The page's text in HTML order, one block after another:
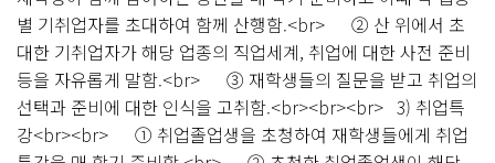
별 기취업자를 초대하여 함께 산행함.<br> ② 산 위에서 초
대한 기취업자가 해당 업종의 직업세계, 취업에 대한 사전 준비
등을 자유롭게 말함.<br> ③ 재학생들의 질문을 받고 취업의
선택과 준비에 대한 인식을 고취함.<br><br><br> 3) 취업특
강<br><br> ① 취업졸업생을 초청하여 재학생들에게 취업